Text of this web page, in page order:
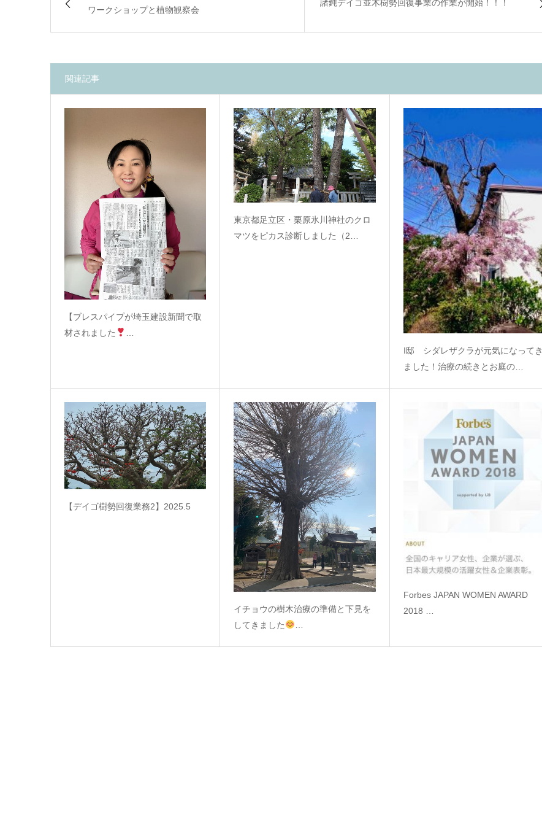
ワークショップと植物観察会
諸鈍デイゴ並木樹勢回復事業の作業が開始！！！
関連記事
【ブレスパイプが埼玉建設新聞で取
材されました
東京都足立区・栗原氷川神社のクロ
マツをピカス診断しました（2…
I邸 シダレザクラが元気になってき
ました！治療の続きとお庭の…
【デイゴ樹勢回復業務2】2025.5
イチョウの樹木治療の準備と下見を
してきました
Forbes JAPAN WOMEN AWARD
2018 …